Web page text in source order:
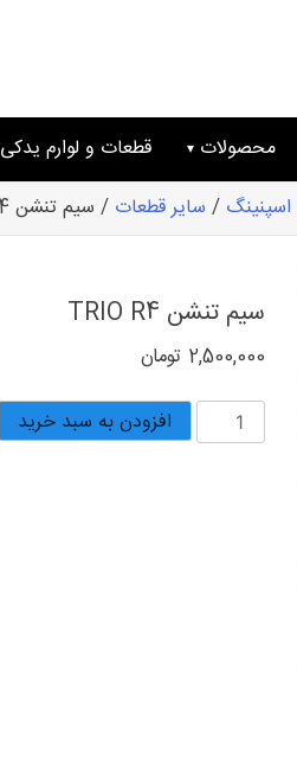
محصولات قطعات و لوارم یدکی
/ سایر قطعات / سیم تنشن TRIO R4
سیم تنشن TRIO R4
2,500,000 تومان
سیم
تنشن
افزودن به سبد خرید